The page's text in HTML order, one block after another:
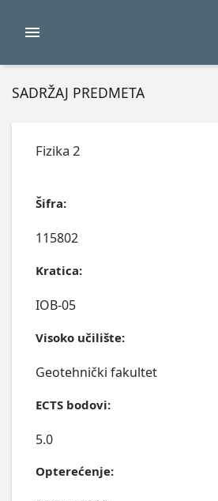
SADRŽAJ PREDMETA
Fizika 2
Šifra:
115802
Kratica:
IOB-05
Visoko učilište:
Geotehnički fakultet
ECTS bodovi:
5.0
Opterećenje: